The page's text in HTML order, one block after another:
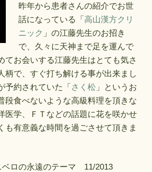
昨年から患者さんの紹介でお世
話になっている「 高山漢方クリ
ニック 」の江藤先生のお招き
で、久々に天神まで足を運んで
てお会いする江藤先生はとても気さ
柄で、すぐ打ち解ける事が出来まし
予約されていた「 さく松 」というお
段食べないような高級料理を頂きな
医学、ＦＴなどの話題に花を咲かせ
も有意義な時間を過ごさせて頂きま
ロの永遠のテーマ 11/2013